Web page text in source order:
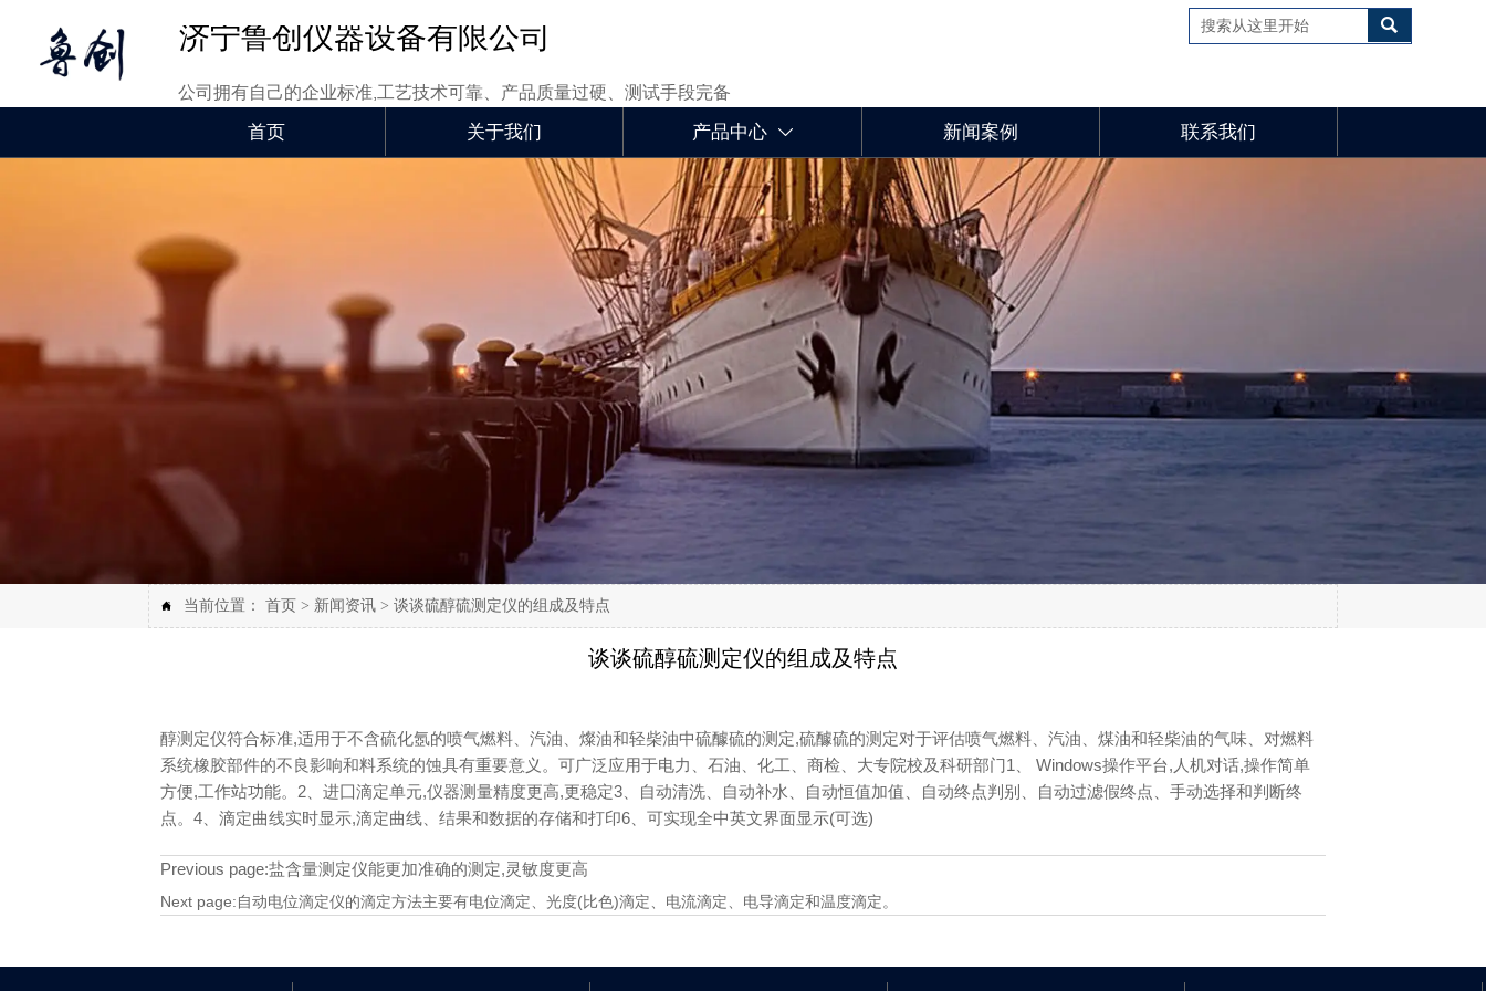
济宁鲁创仪器设备有限公司
公司拥有自己的企业标准,工艺技术可靠、产品质量过硬、测试手段完备

首页 关于我们 产品中心  新闻案例 联系我们
 当前位置：首页 > 新闻资讯 >谈谈硫醇硫测定仪的组成及特点
谈谈硫醇硫测定仪的组成及特点
醇测定仪符合标准,适用于不含硫化氬的喷气燃料、汽油、燦油和轻柴油中硫醵硫的测定,硫醵硫的测定对于评估喷气燃料、汽油、煤油和轻柴油的气味、对燃料
系统橡胶部件的不良影响和料系统的蚀具有重要意义。可广泛应用于电力、石油、化工、商检、大专院校及科研部门1、 Windows操作平台,人机对话,操作简单
方便,工作站功能。2、进囗滴定单元,仪器测量精度更高,更稳定3、自动清洗、自动补水、自动恒值加值、自动终点判别、自动过滤假终点、手动选择和判断终
点。4、滴定曲线实时显示,滴定曲线、结果和数据的存储和打印6、可实现全中英文界面显示(可选)
Previous page:盐含量测定仪能更加准确的测定,灵敏度更高
Next page:自动电位滴定仪的滴定方法主要有电位滴定、光度(比色)滴定、电流滴定、电导滴定和温度滴定。